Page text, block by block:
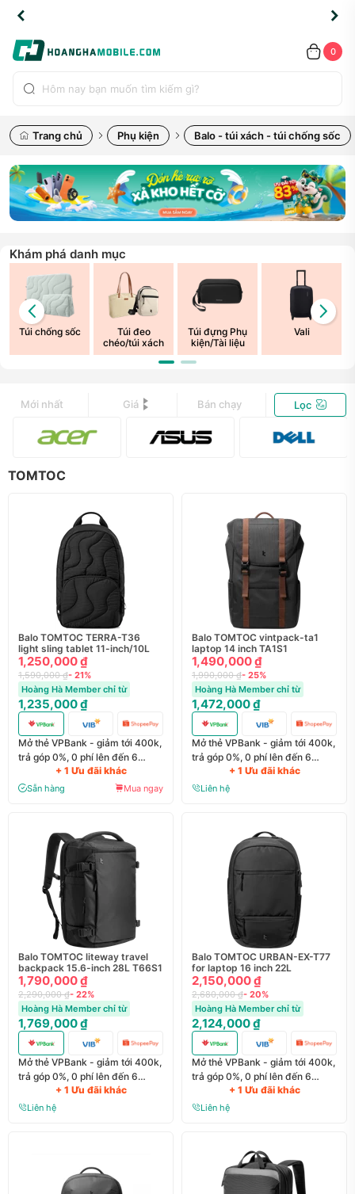
0
Trang chủ Phụ kiện Balo - túi xách - túi chống sốc
Khám phá danh mục
Túi chống sốc
Túi đeo
chéo/túi xách
Túi đựng Phụ
kiện/Tài liệu
Vali
Mới nhất Giá Bán chạy Lọc
TOMTOC
Balo TOMTOC TERRA-T36
light sling tablet 11-inch/10L
1,250,000 ₫
1,590,000 ₫- 21%
Hoàng Hà Member chỉ từ
1,235,000 ₫
Mở thẻ VPBank - giảm tới 400k,
trả góp 0%, 0 phí lên đến 6
+ 1 Ưu đãi khác
Sẵn hàng Mua ngay
Balo TOMTOC vintpack-ta1
laptop 14 inch TA1S1
1,490,000 ₫
1,990,000 ₫- 25%
Hoàng Hà Member chỉ từ
1,472,000 ₫
Mở thẻ VPBank - giảm tới 400k,
trả góp 0%, 0 phí lên đến 6
+ 1 Ưu đãi khác
Liên hệ
Balo TOMTOC liteway travel
backpack 15.6-inch 28L T66S1
1,790,000 ₫
2,290,000 ₫- 22%
Hoàng Hà Member chỉ từ
1,769,000 ₫
Mở thẻ VPBank - giảm tới 400k,
trả góp 0%, 0 phí lên đến 6
+ 1 Ưu đãi khác
Liên hệ
Balo TOMTOC URBAN-EX-T77
for laptop 16 inch 22L
2,150,000 ₫
2,680,000 ₫- 20%
Hoàng Hà Member chỉ từ
2,124,000 ₫
Mở thẻ VPBank - giảm tới 400k,
trả góp 0%, 0 phí lên đến 6
+ 1 Ưu đãi khác
Liên hệ